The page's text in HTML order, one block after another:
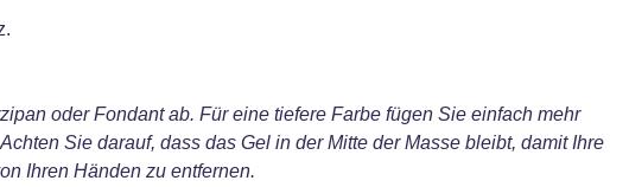
oder Fondant ab. Für eine tiefere Farbe fügen Sie einfach mehr
Sie darauf, dass das Gel in der Mitte der Masse bleibt, damit Ihre
Ihren Händen zu entfernen.